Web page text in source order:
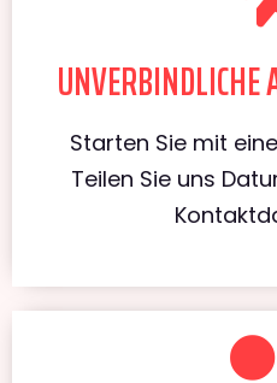
UNVERBINDLICHE
Starten Sie mit
Teilen Sie uns